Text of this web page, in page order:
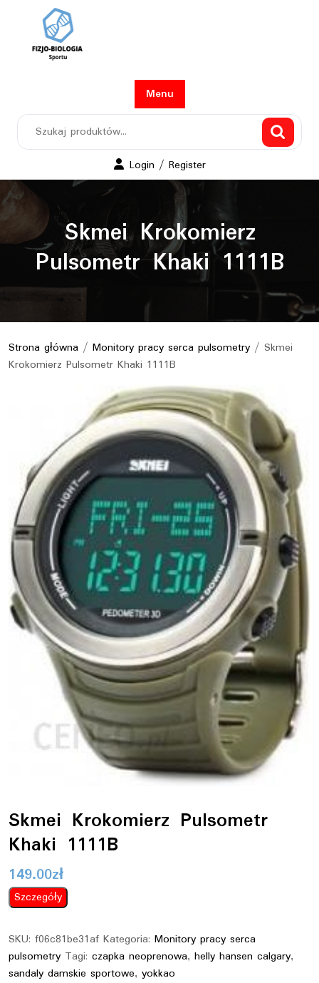
content
Menu
Login / RegisterLogin
/
Skmei Krokomierz
Pulsometr Khaki 1111B
Strona główna / Monitory pracy serca pulsometry / Skmei
Krokomierz Pulsometr Khaki 1111B
Skmei Krokomierz Pulsometr
Khaki 1111B
149.00zł
Szczegóły
SKU: f06c81be31af Kategoria: Monitory pracy serca
pulsometry Tagi: czapka neoprenowa, helly hansen calgary,
sandaly damskie sportowe, yokkao